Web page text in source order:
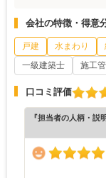
会社の特徴・得意
戸建 水まわり
一級建築士
施工
口コミ評価
『担当者の人柄・説